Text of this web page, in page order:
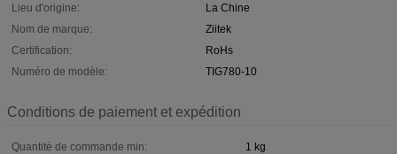
Lieu d'origine:
La Chine
Nom de marque:
Ziitek
Certification:
RoHs
Numéro de modèle:
TIG780-10
Conditions de paiement et expédition
Quantité de commande min:
1 kg